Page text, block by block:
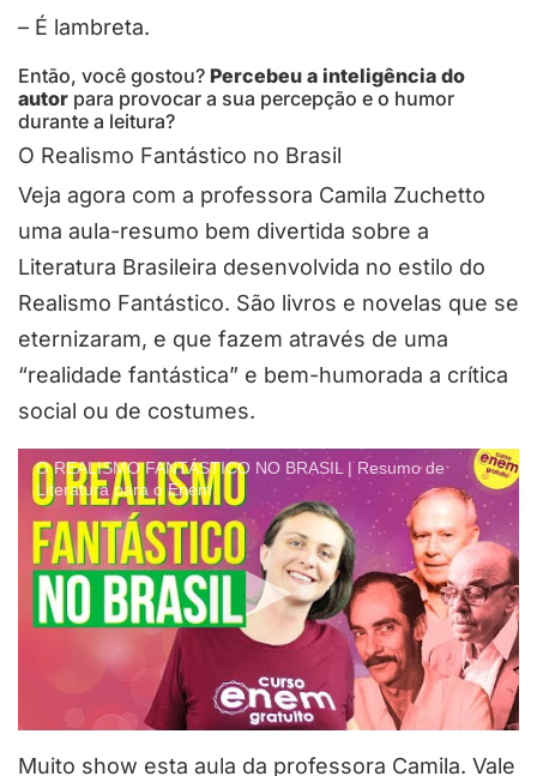
– É lambreta.
Então, você gostou? Percebeu a inteligência do
autor para provocar a sua percepção e o humor
durante a leitura?
O Realismo Fantástico no Brasil
Veja agora com a professora Camila Zuchetto
uma aula-resumo bem divertida sobre a
Literatura Brasileira desenvolvida no estilo do
Realismo Fantástico. São livros e novelas que se
eternizaram, e que fazem através de uma
“realidade fantástica” e bem-humorada a crítica
social ou de costumes.
O REALISMO FANTÁSTICO NO BRASIL | Resumo de
Literatura para o Enem
Muito show esta aula da professora Camila. Vale